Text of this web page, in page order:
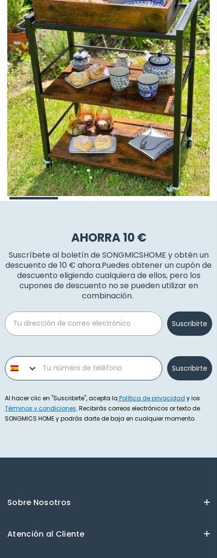
AHORRA 10 €
Suscríbete al boletín de SONGMICSHOME y obtén un
descuento de 10 € ahora.Puedes obtener un cupón de
descuento eligiendo cualquiera de ellos, pero los
cupones de descuento no se pueden utilizar en
combinación.
Email
Suscribirte
Phone number
Suscribirte
Al hacer clic en "Suscribirte", acepta la Política de privacidad y los
Términos y condiciones. Recibirás correos electrónicos or texto de
SONGMICS HOME y podrás darte de baja en cualquier momento.
Sobre Nosotros
Atención al Cliente